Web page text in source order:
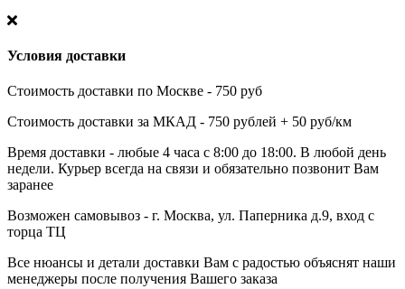
Условия доставки
Стоимость доставки по Москве - 750 руб
Стоимость доставки за МКАД - 750 рублей + 50 руб/км
Время доставки - любые 4 часа с 8:00 до 18:00. В любой день
недели. Курьер всегда на связи и обязательно позвонит Вам
заранее
Возможен самовывоз - г. Москва, ул. Паперника д.9, вход с
торца ТЦ
Все нюансы и детали доставки Вам с радостью объяснят наши
менеджеры после получения Вашего заказа